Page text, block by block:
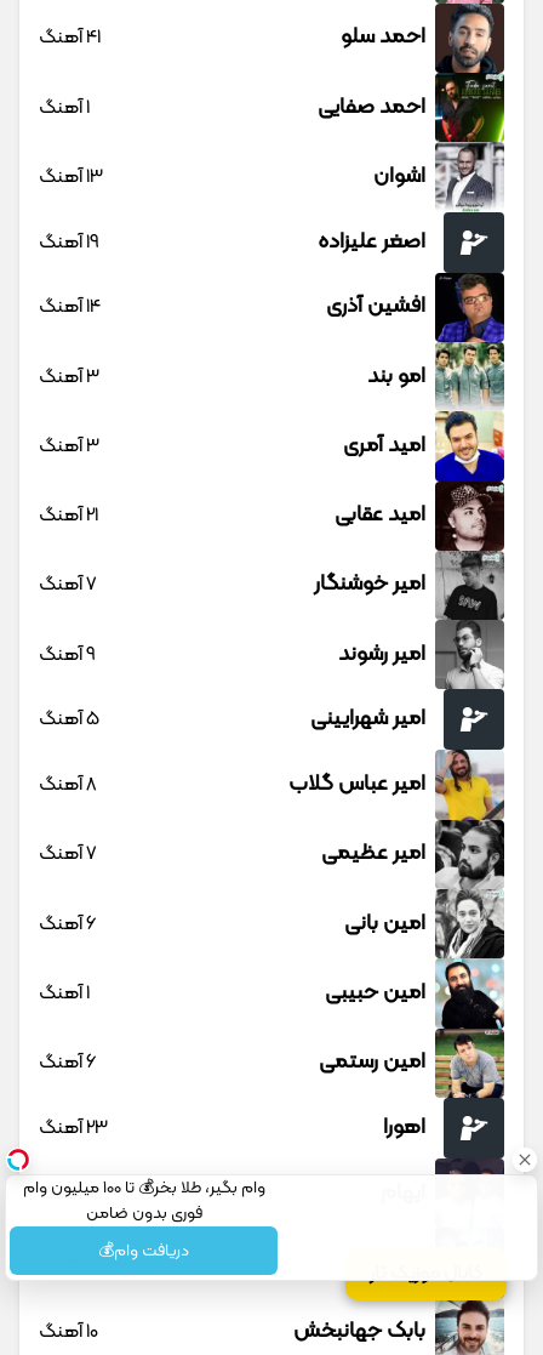
کانال موزیک تار
احمد سلو 41 آهنگ
احمد صفایی 1 آهنگ
اشوان 13 آهنگ
اصغر علیزاده 19 آهنگ
افشین آذری 14 آهنگ
امو بند 3 آهنگ
امید آمری 3 آهنگ
امید عقابی 21 آهنگ
امیر خوشنگار 7 آهنگ
امیر رشوند 9 آهنگ
امیر شهرایینی 5 آهنگ
امیر عباس گلاب 8 آهنگ
امیر عظیمی 7 آهنگ
امین بانی 6 آهنگ
امین حبیبی 1 آهنگ
امین رستمی 6 آهنگ
اهورا 23 آهنگ
13 آهنگ
13 آهنگ
بابک جهانبخش 10 آهنگ
وام بگیر، طلا بخر💰 تا 100 میلیون وام
فوری بدون ضامن
دریافت وام💰